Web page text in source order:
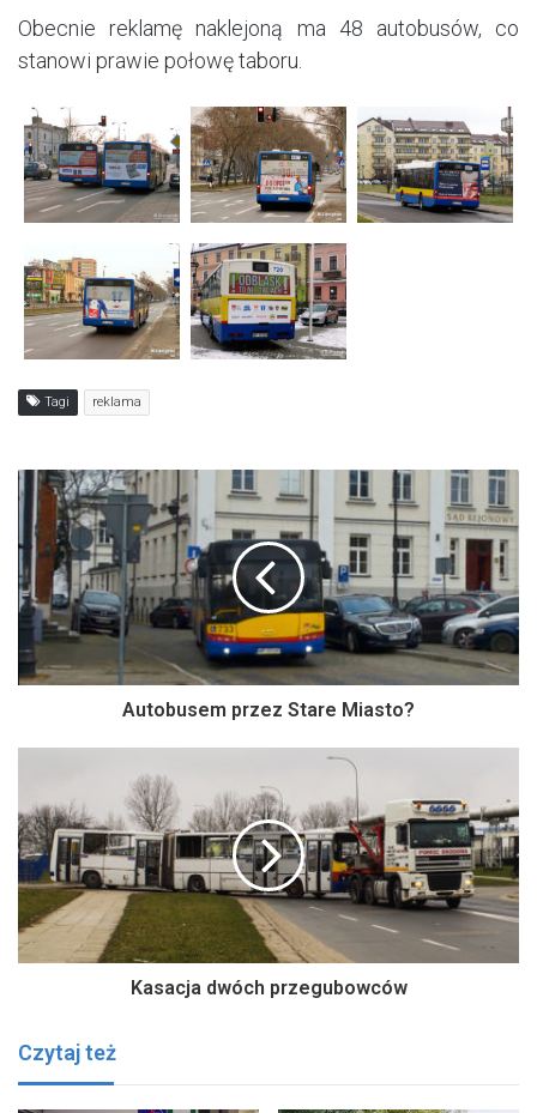
Obecnie reklamę naklejoną ma 48 autobusów, co
stanowi prawie połowę taboru.
Tagi reklama
Autobusem przez Stare Miasto?
Kasacja dwóch przegubowców
Czytaj też